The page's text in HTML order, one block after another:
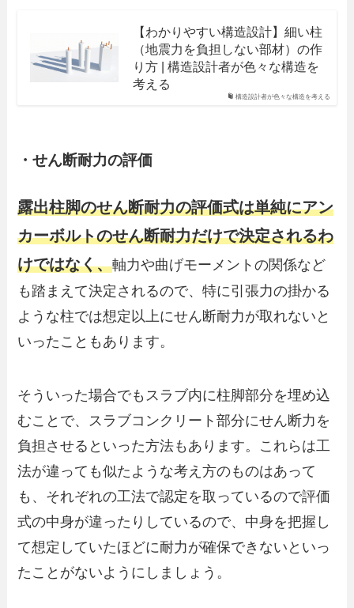
構造設計者が色々な構造を考える
【わかりやすい構造設計】細い柱
（地震力を負担しない部材）の作
り方 | 構造設計者が色々な構造を
考える
・せん断耐力の評価
露出柱脚のせん断耐力の評価式は単純にアン
カーボルトのせん断耐力だけで決定されるわ
けではなく、軸力や曲げモーメントの関係など
も踏まえて決定されるので、特に引張力の掛かる
ような柱では想定以上にせん断耐力が取れないと
いったこともあります。
そういった場合でもスラブ内に柱脚部分を埋め込
むことで、スラブコンクリート部分にせん断力を
負担させるといった方法もあります。これらは工
法が違っても似たような考え方のものはあって
も、それぞれの工法で認定を取っているので評価
式の中身が違ったりしているので、中身を把握し
て想定していたほどに耐力が確保できないといっ
たことがないようにしましょう。